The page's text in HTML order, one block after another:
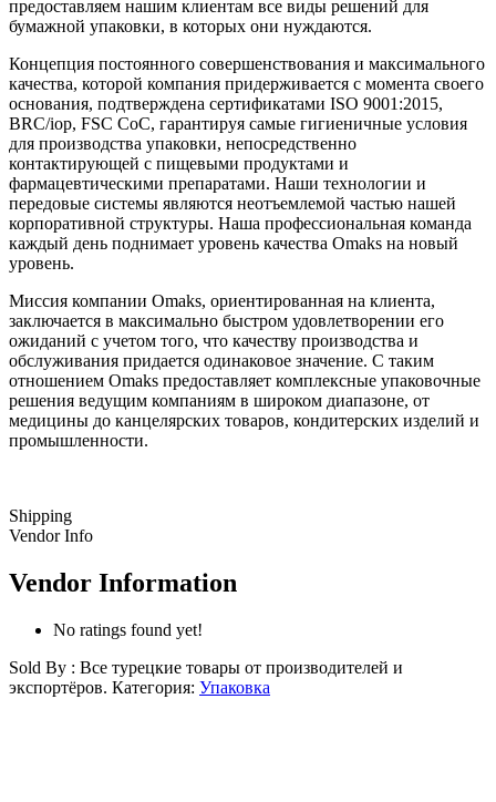
предоставляем нашим клиентам все виды решений для
бумажной упаковки, в которых они нуждаются.
Концепция постоянного совершенствования и максимального
качества, которой компания придерживается с момента своего
основания, подтверждена сертификатами ISO 9001:2015,
BRC/iop, FSC CoC, гарантируя самые гигиеничные условия
для производства упаковки, непосредственно
контактирующей с пищевыми продуктами и
фармацевтическими препаратами. Наши технологии и
передовые системы являются неотъемлемой частью нашей
корпоративной структуры. Наша профессиональная команда
каждый день поднимает уровень качества Omaks на новый
уровень.
Миссия компании Omaks, ориентированная на клиента,
заключается в максимально быстром удовлетворении его
ожиданий с учетом того, что качеству производства и
обслуживания придается одинаковое значение. С таким
отношением Omaks предоставляет комплексные упаковочные
решения ведущим компаниям в широком диапазоне, от
медицины до канцелярских товаров, кондитерских изделий и
промышленности.
Shipping
Vendor Info
Vendor Information
No ratings found yet!
Sold By : Все турецкие товары от производителей и
экспортёров. Категория: Упаковка